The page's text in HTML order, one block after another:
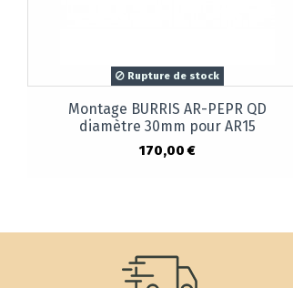
Rupture de stock
Montage BURRIS AR-PEPR QD
diamètre 30mm pour AR15
170,00 €